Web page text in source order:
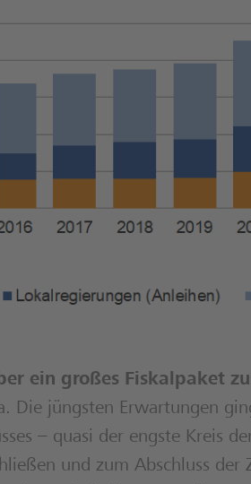
ein großes Fiskalpaket
Die jüngsten Erwartungen
– quasi der engste Kreis
und zum Abschluss der